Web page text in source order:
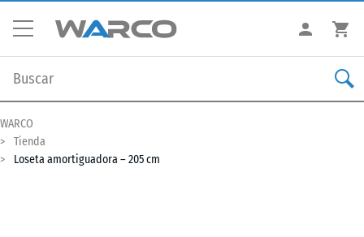
WARCO
Tienda
Loseta amortiguadora – 205 cm